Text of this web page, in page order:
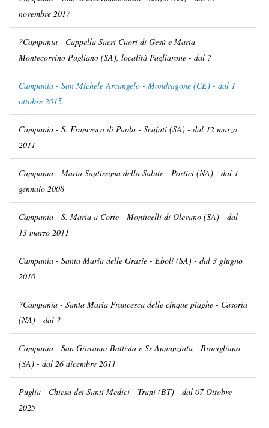
novembre 2017
?Campania - Cappella Sacri Cuori di Gesù e Maria -
Montecorvino Pugliano (SA), località Pagliarone - dal ?
Campania - San Michele Arcangelo - Mondragone (CE) - dal 1
ottobre 2015
Campania - S. Francesco di Paola - Scafati (SA) - dal 12 marzo
2011
Campania - Maria Santissima della Salute - Portici (NA) - dal 1
gennaio 2008
Campania - S. Maria a Corte - Monticelli di Olevano (SA) - dal
13 marzo 2011
Campania - Santa Maria delle Grazie - Eboli (SA) - dal 3 giugno
2010
?Campania - Santa Maria Francesca delle cinque piaghe - Casoria
(NA) - dal ?
Campania - San Giovanni Battista e Ss Annunziata - Bracigliano
(SA) - dal 26 dicembre 2011
Puglia - Chiesa dei Santi Medici - Trani (BT) - dal 07 Ottobre
2025